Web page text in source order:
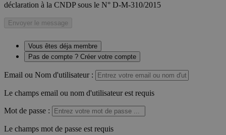
déclaration à la CNDP sous le N° D-M-310/2015
Envoyer le message
Vous êtes déja membre
Pas de compte ? Créer votre compte
Email ou Nom d'utilisateur :
Le champs email ou nom d'utilisateur est requis
Mot de passe :
Le champs mot de passe est requis